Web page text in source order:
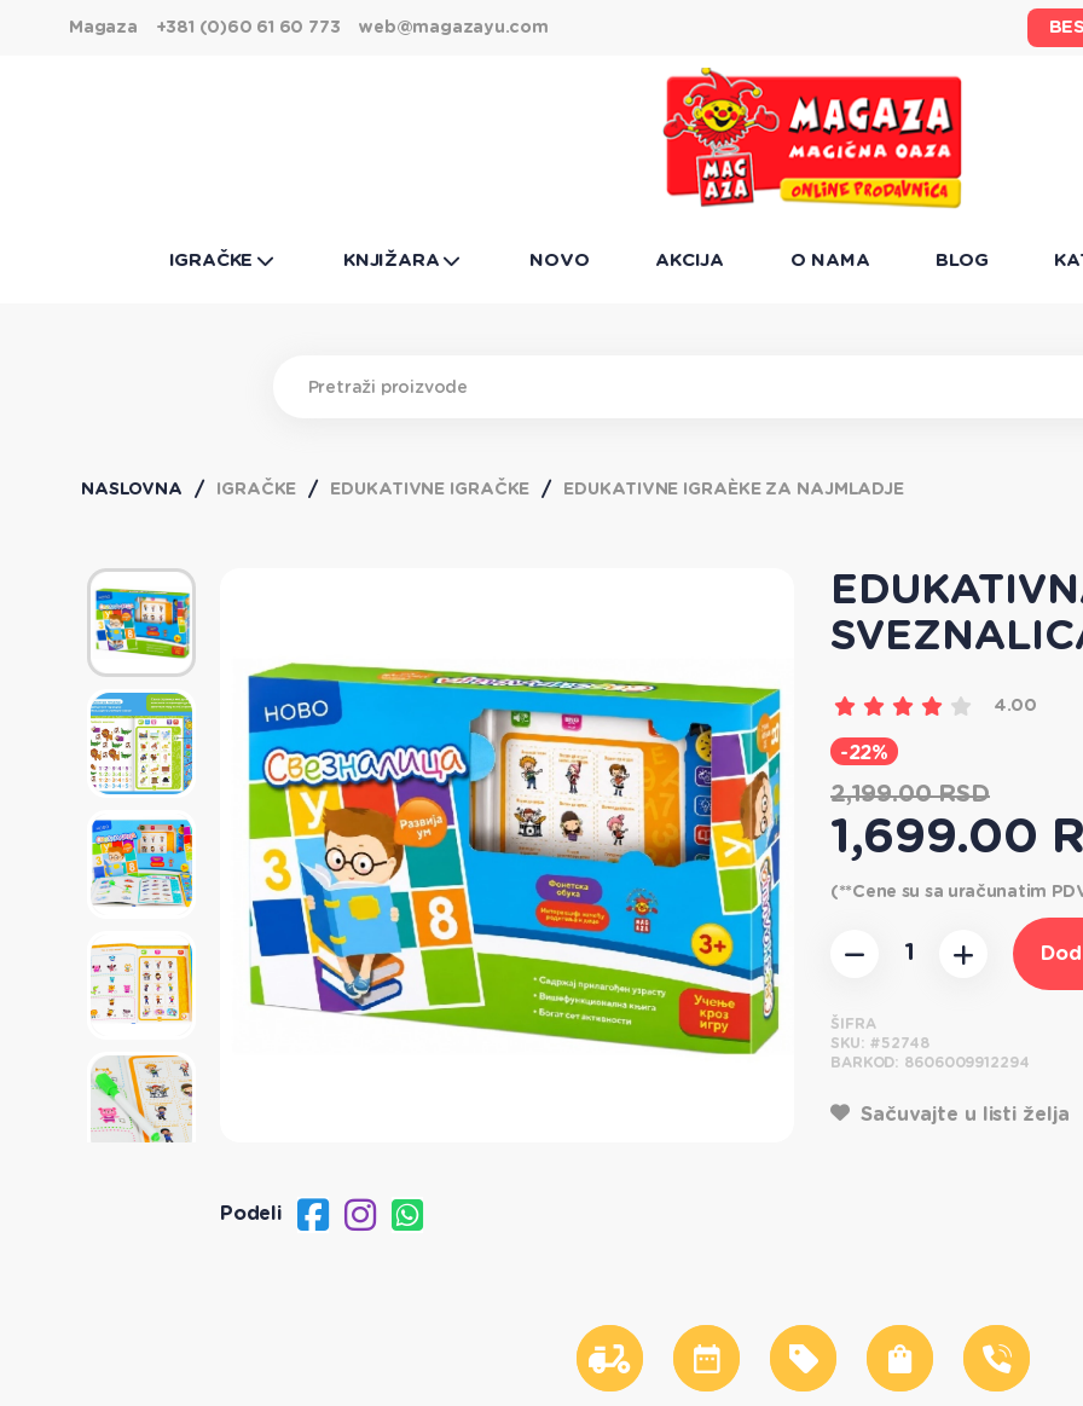
Magaza +381 (0)60 61 60 773 web@magazayu.com
IGRAČKE KNJIŽARA NOVO AKCIJA O NAMA BLOG
NASLOVNA IGRAČKE EDUKATIVNE IGRAČKE EDUKATIVNE IGRAÈKE ZA NAJMLADJE
4.00
-22%
2,199.00 RSD
1,699.00
(**Cene su sa uračunatim
ŠIFRA
SKU: #52748
BARKOD: 8606009912294
Sačuvajte u listi želja
Podeli